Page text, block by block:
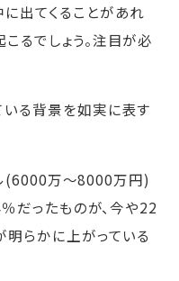
出てくることがあれ
るでしょう。注目が必
いる背景を如実に表す
(6000万～8000万円)
だったものが、今や22
明らかに上がっている